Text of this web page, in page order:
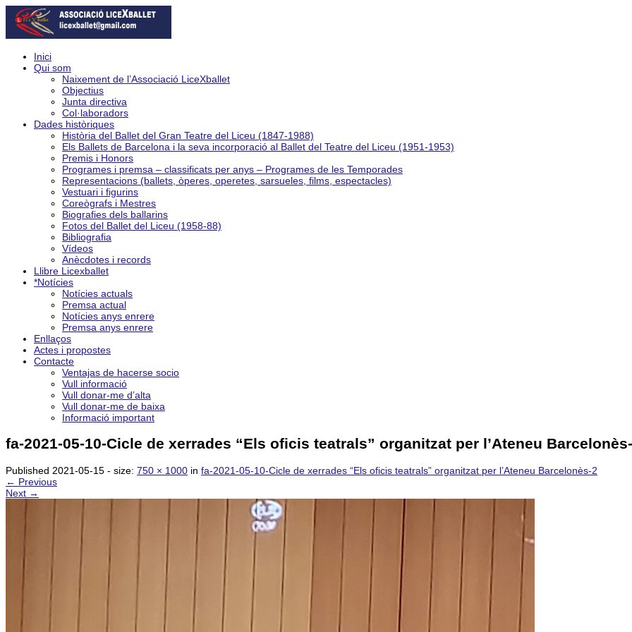
Inici
Qui som
Naixement de l’Associació LiceXballet
Objectius
Junta directiva
Col·laboradors
Dades històriques
Història del Ballet del Gran Teatre del Liceu (1847-1988)
Els Ballets de Barcelona i la seva incorporació al Ballet del Teatre del Liceu (1951-1953)
Premis i Honors
Programes i premsa – classificats per anys – Programes de les Temporades
Representacions (ballets, òperes, operetes, sarsueles, films, espectacles)
Vestuari i figurins
Coreògrafs i Mestres
Biografies dels ballarins
Fotos del Ballet del Liceu (1958-88)
Bibliografia
Vídeos
Anècdotes i records
Llibre Licexballet
*Notícies
Notícies actuals
Premsa actual
Notícies anys enrere
Premsa anys enrere
Enllaços
Actes i propostes
Contacte
Ventajas de hacerse socio
Vull informació
Vull donar-me d’alta
Vull donar-me de baixa
Informació important
fa-2021-05-10-Cicle de xerrades “Els oficis teatrals” organitzat per l’Ateneu
Published 2021-05-15 - size: 750 × 1000 in fa-2021-05-10-Cicle de xerrades “Els oficis teatrals” organitzat per l’Ateneu Barcelonès-2
← Previous
Next →